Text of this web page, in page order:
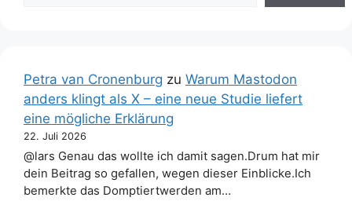
Petra van Cronenburg zu Warum Mastodon
anders klingt als X – eine neue Studie liefert
eine mögliche Erklärung
22. Juli 2026
@lars Genau das wollte ich damit sagen.Drum hat mir
dein Beitrag so gefallen, wegen dieser Einblicke.Ich
bemerkte das Domptiertwerden am…